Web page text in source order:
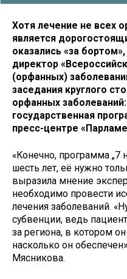
Хотя лечение не всех
является
оказались «за
директор
(орфанных)
заседания круглого
орфанных
государственная
пресс-центре
«Конечно, программа „7
шесть лет, её нужно
выразила мнение
необходимо провести
лечения заболеваний.
субвенции, ведь
за региона, в котором
насколько он
Мясникова.